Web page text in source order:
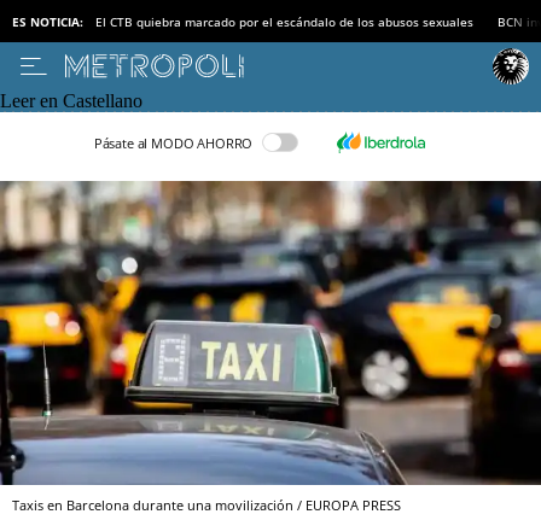
ES NOTICIA: El CTB quiebra marcado por el escándalo de los abusos sexuales BCN
Leer en Castellano
Pásate al MODO AHORRO
Taxis en Barcelona durante una movilización / EUROPA PRESS